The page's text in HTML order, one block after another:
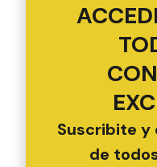
Suscribite y
de